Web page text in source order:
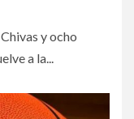
y ocho
a la...